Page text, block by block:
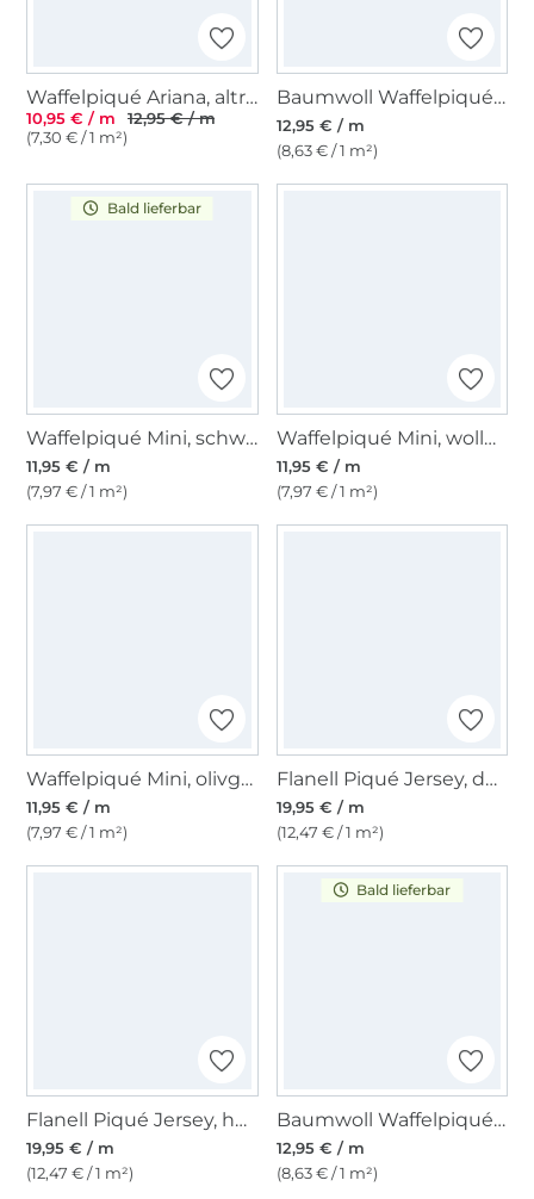
Waffelpiqué Ariana, altrosa
10,95 € / m
12,95 € / m
(7,30 € / 1 m²)
Baumwoll Waffelpiqué, schwarz
12,95 € / m
(8,63 € / 1 m²)
Bald lieferbar
Waffelpiqué Mini, schwarz
11,95 € / m
(7,97 € / 1 m²)
Waffelpiqué Mini, wollweiß
11,95 € / m
(7,97 € / 1 m²)
Waffelpiqué Mini, olivgrün
11,95 € / m
(7,97 € / 1 m²)
Flanell Piqué Jersey, dunkelblau
19,95 € / m
(12,47 € / 1 m²)
Flanell Piqué Jersey, hellblau
19,95 € / m
(12,47 € / 1 m²)
Bald lieferbar
Baumwoll Waffelpiqué, dunkel taupe
12,95 € / m
(8,63 € / 1 m²)